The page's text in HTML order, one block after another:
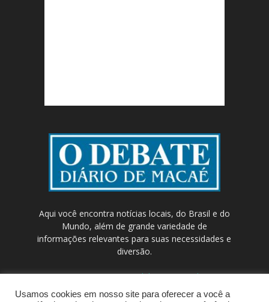
Aqui você encontra notícias locais, do Brasil e do
Mundo, além de grande variedade de
informações relevantes para suas necessidades e
diversão.
Contato:contato@odebateon.com.br /
comercia@odebateon.com.br
Usamos cookies em nosso site para oferecer a você a